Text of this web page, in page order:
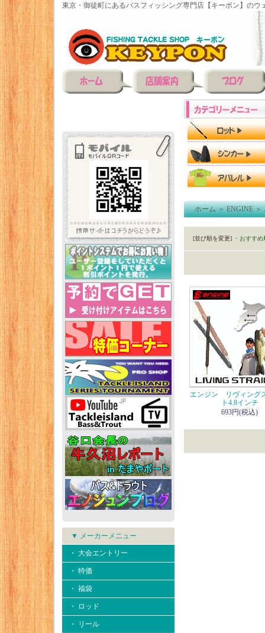
東京・御徒町にあるバスフィッシング専門店【キーポン】のウ
▼ メーカーメニュー
・ 大会エントリー
・ 特価
・ 福袋
・ ロッド
・ リール
ホーム＞ENGINE＞
[並び順を変更] ・おすすめ
エンジン リヴィング
ト4.8インチ
693円(税込)